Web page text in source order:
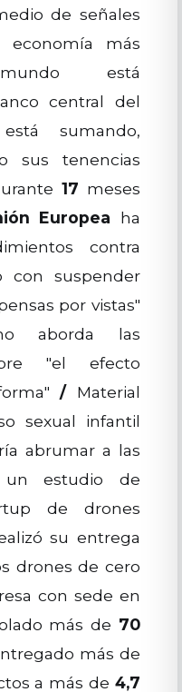
de señales
más
está
central del
sumando,
sus tenencias
17 meses
Europea ha
contra
con suspender
por vistas"
aborda las
"el efecto
/Material
sexual infantil
abrumar a las
un estudio de
de drones
su entrega
drones de cero
con sede en
más de 70
más de
a más de 4,7